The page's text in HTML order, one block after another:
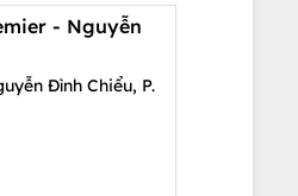
- Nguyễn
Đình Chiểu, P.